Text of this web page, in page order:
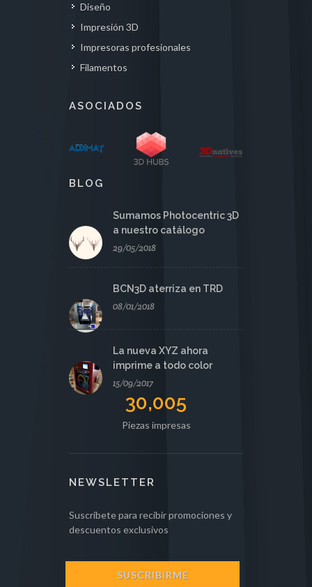
Diseño
Impresión 3D
Impresoras profesionales
Filamentos
ASOCIADOS
BLOG
Sumamos Photocentric 3D
a nuestro catálogo
29/05/2018
BCN3D aterriza en TRD
08/01/2018
La nueva XYZ ahora
imprime a todo color
15/09/2017
30,005
Piezas impresas
NEWSLETTER
Suscríbete para recibir promociones y
descuentos exclusivos
SUSCRIBIRME